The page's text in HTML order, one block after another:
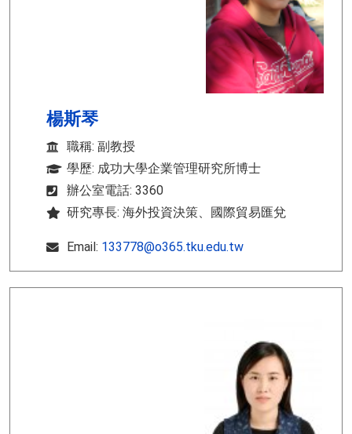
楊斯琴
職稱: 副教授
學歷: 成功大學企業管理研究所博士
辦公室電話: 3360
研究專長: 海外投資決策、國際貿易匯兌
Email: 133778@o365.tku.edu.tw